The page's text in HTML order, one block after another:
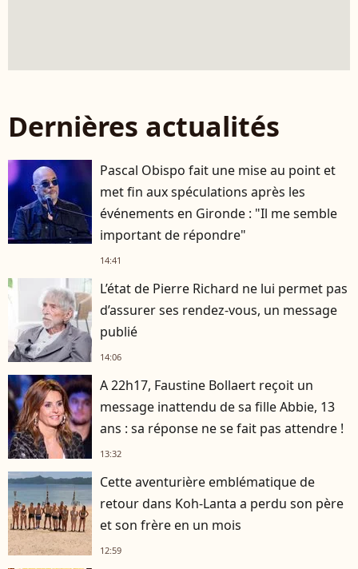
Dernières actualités
Pascal Obispo fait une mise au point et
met fin aux spéculations après les
événements en Gironde : "Il me semble
important de répondre"
14:41
L’état de Pierre Richard ne lui permet pas
d’assurer ses rendez-vous, un message
publié
14:06
A 22h17, Faustine Bollaert reçoit un
message inattendu de sa fille Abbie, 13
ans : sa réponse ne se fait pas attendre !
13:32
Cette aventurière emblématique de
retour dans Koh-Lanta a perdu son père
et son frère en un mois
12:59